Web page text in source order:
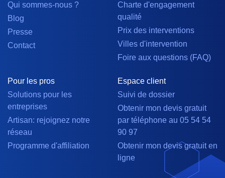
Qui sommes-nous ?
Blog
Presse
Contact
Charte d'engagement
qualité
Prix des interventions
Villes d'intervention
Foire aux questions (FAQ)
Pour les pros
Solutions pour les
entreprises
Artisan: rejoignez notre
réseau
Programme d'affiliation
Espace client
Suivi de dossier
Obtenir mon devis gratuit
par téléphone au 05 54 54
90 97
Obtenir mon devis gratuit en
ligne